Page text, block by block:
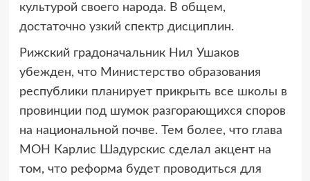
культурой своего народа. В общем,
достаточно узкий спектр дисциплин.
Рижский градоначальник Нил Ушаков
убежден, что Министерство образования
республики планирует прикрыть все школы в
провинции под шумок разгорающихся споров
на национальной почве. Тем более, что глава
МОН Карлис Шадурскис сделал акцент на
том, что реформа будет проводиться для